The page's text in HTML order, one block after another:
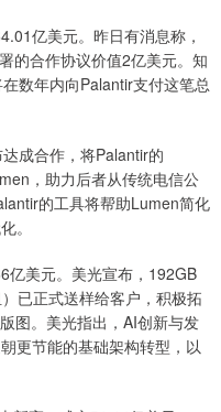
亿美元。昨日有消息称，
的合作协议价值2亿美元。知
数年内向Palantir支付这笔总
成合作，将Palantir的
，助力后者从传统电信公
的工具将帮助Lumen简化
。
美元。美光宣布，192GB
已正式送样给客户，积极拓
图。美光指出，AI创新与发
更节能的基础架构转型，以